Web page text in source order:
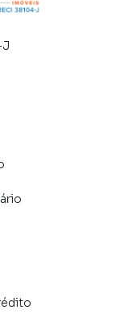
específicas para
uma maior
preparada para
J